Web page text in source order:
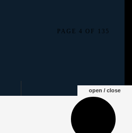
PAGE 4 OF 135
open / close